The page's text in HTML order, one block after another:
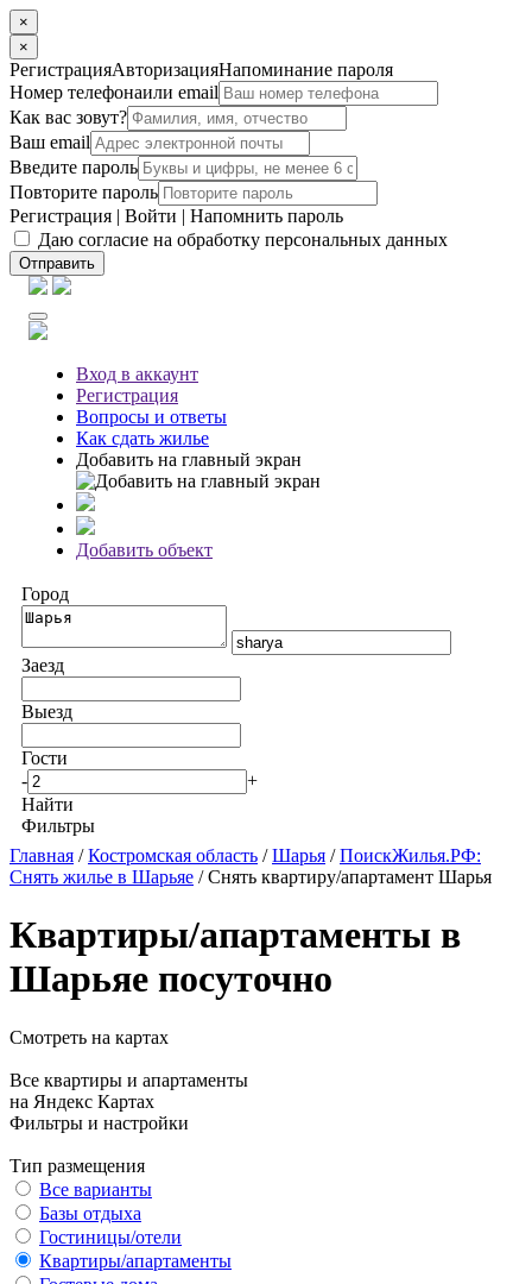
×
×
РегистрацияАвторизацияНапоминание пароля
Номер телефонаили email
Как вас зовут?
Ваш email
Введите пароль
Повторите пароль
Регистрация | Войти | Напомнить пароль
Даю согласие на обработку персональных данных
Отправить
Вход в аккаунт
Регистрация
Вопросы и ответы
Как сдать жилье
Добавить на главный экран
Добавить объект
Город
Заезд
Выезд
Гости
-
+
Найти
Фильтры
Главная /Костромская область /Шарья /ПоискЖилья.РФ:
Снять жилье в Шарьяе / Снять квартиру/апартамент Шарья
Квартиры/апартаменты в
Шарьяе посуточно
Смотреть на картах
Все квартиры и апартаменты
на Яндекс Картах
Фильтры и настройки
Тип размещения
Все варианты
Базы отдыха
Гостиницы/отели
Квартиры/апартаменты